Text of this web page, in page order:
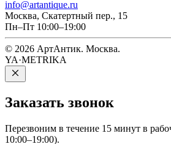
info@artantique.ru
Москва, Скатертный пер., 15
Пн–Пт 10:00–19:00
© 2026 АртАнтик. Москва.
YA·METRIKA
Заказать звонок
Перезвоним в течение 15 минут в
10:00–19:00).